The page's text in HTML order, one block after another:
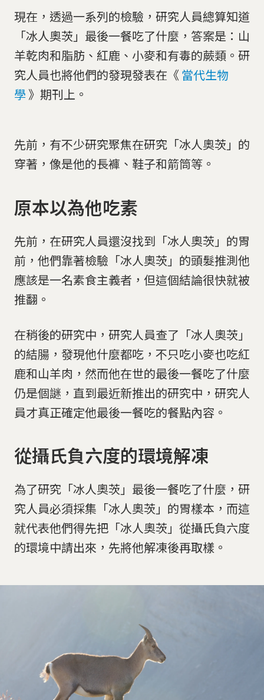
現在，透過一系列的檢驗，研究人員總算知道
「冰人奧茨」最後一餐吃了什麼，答案是：山
羊乾肉和脂肪、紅鹿、小麥和有毒的蕨類。研
究人員也將他們的發現發表在《 當代生物
學 》期刊上。
先前，有不少研究聚焦在研究「冰人奧茨」的
穿著，像是他的長褲、鞋子和箭筒等。
原本以為他吃素
先前，在研究人員還沒找到「冰人奧茨」的胃
前，他們靠著檢驗「冰人奧茨」的頭髮推測他
應該是一名素食主義者，但這個結論很快就被
推翻。
在稍後的研究中，研究人員查了「冰人奧茨」
的結腸，發現他什麼都吃，不只吃小麥也吃紅
鹿和山羊肉，然而他在世的最後一餐吃了什麼
仍是個謎，直到最近新推出的研究中，研究人
員才真正確定他最後一餐吃的餐點內容。
從攝氏負六度的環境解凍
為了研究「冰人奧茨」最後一餐吃了什麼，研
究人員必須採集「冰人奧茨」的胃樣本，而這
就代表他們得先把「冰人奧茨」從攝氏負六度
的環境中請出來，先將他解凍後再取樣。